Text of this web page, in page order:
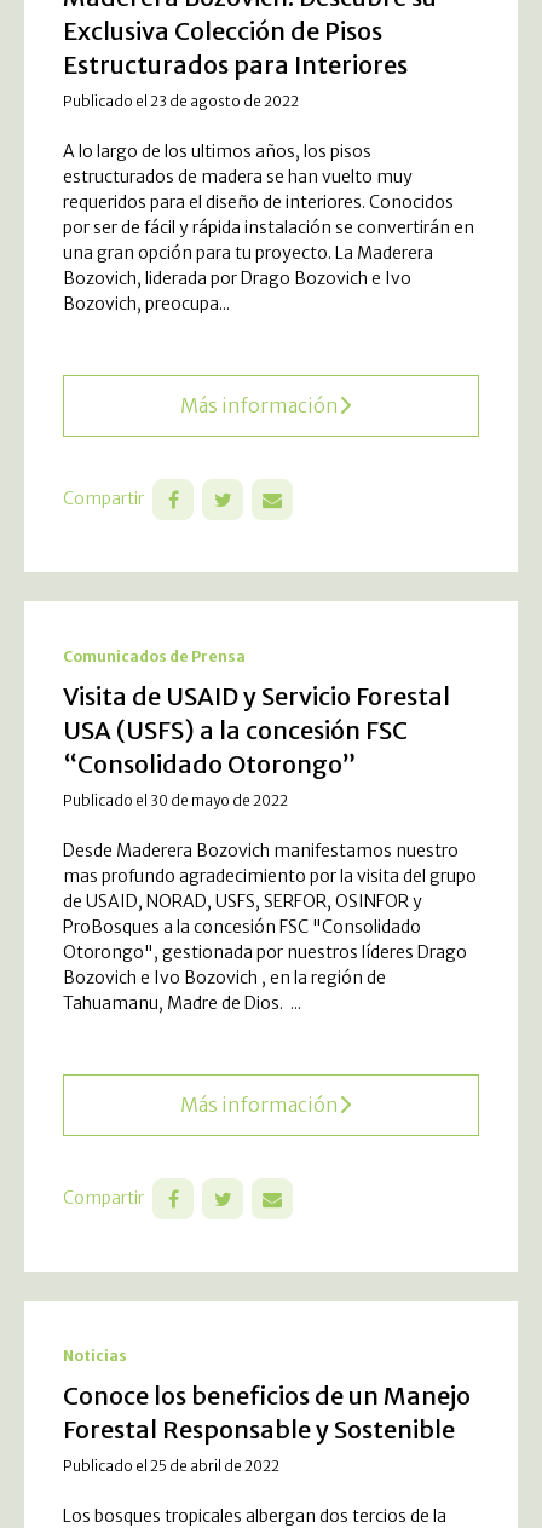
Exclusiva Colección de Pisos
Estructurados para Interiores
Publicado el 23 de agosto de 2022
A lo largo de los ultimos años, los pisos
estructurados de madera se han vuelto muy
requeridos para el diseño de interiores. Conocidos
por ser de fácil y rápida instalación se convertirán en
una gran opción para tu proyecto. La Maderera
Bozovich, liderada por Drago Bozovich e Ivo
Bozovich, preocupa...
Más información
Compartir
Comunicados de Prensa
Visita de USAID y Servicio Forestal
USA (USFS) a la concesión FSC
“Consolidado Otorongo”
Publicado el 30 de mayo de 2022
Desde Maderera Bozovich manifestamos nuestro
mas profundo agradecimiento por la visita del grupo
de USAID, NORAD, USFS, SERFOR, OSINFOR y
ProBosques a la concesión FSC "Consolidado
Otorongo", gestionada por nuestros líderes Drago
Bozovich e Ivo Bozovich , en la región de
Tahuamanu, Madre de Dios. ...
Más información
Compartir
Noticias
Conoce los beneficios de un Manejo
Forestal Responsable y Sostenible
Publicado el 25 de abril de 2022
Los bosques tropicales albergan dos tercios de la